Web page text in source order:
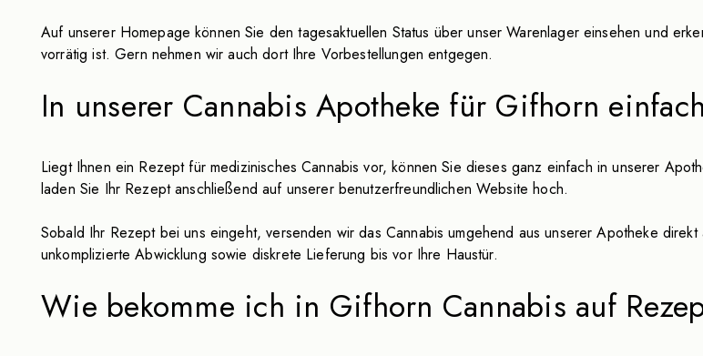
Auf unserer Homepage können Sie den tagesaktuellen Status über unser Warenlager einsehen und
vorrätig ist. Gern nehmen wir auch dort Ihre Vorbestellungen entgegen.
In unserer Cannabis Apotheke für Gifhorn
Liegt Ihnen ein Rezept für medizinisches Cannabis vor, können Sie dieses ganz einfach in unserer
laden Sie Ihr Rezept anschließend auf unserer benutzerfreundlichen Website hoch.
Sobald Ihr Rezept bei uns eingeht, versenden wir das Cannabis umgehend aus unserer Apotheke
unkomplizierte Abwicklung sowie diskrete Lieferung bis vor Ihre Haustür.
Wie bekomme ich in Gifhorn Cannabis auf